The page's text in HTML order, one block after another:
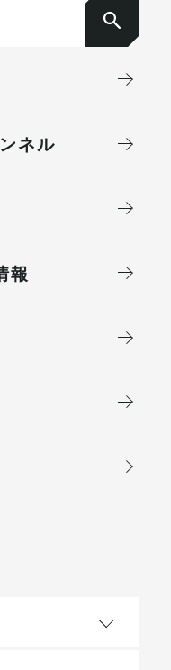
ネル
報